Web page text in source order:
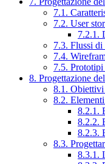
7.1.
7.2. User
7.2.1.
7.3. Flussi di
7.4.
7.5.
8. Progettazione
8.1. Obiettivi
8.2.
8.2.1.
8.2.2.
8.2.3.
8.3.
8.3.1.